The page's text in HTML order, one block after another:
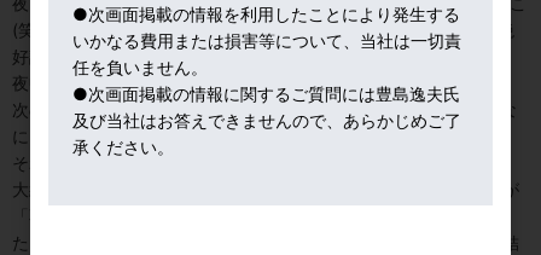
(笑)例年春のマスターズが今年はコロナで秋に。松山選手は今、絶
好調でアイアンびしびし決まる。決めのパターがいまいちなので、
夜中３時に「惜しい！！」などと画面に向かって思わず叫んだり。
次の瞬間、パウエルFRB議長の談話がモニター画面に流れ、なにな
に、とFRBのホームページを開けたり。忙しいわい～～～
それにしてもジョージア州はマーケットでも注目浴びている。
大統領選挙、ジョージア州は僅差でバイデン勝利だが、トランプが
た。更に、上院議員選挙が補選含め２議席をこれも僅差で争い、結
●次画面掲載の情報を利用したことにより発生する
いかなる費用または損害等について、当社は一切責
任を負いません。
●次画面掲載の情報に関するご質問には豊島逸夫氏
及び当社はお答えできませんので、あらかじめご了
承ください。